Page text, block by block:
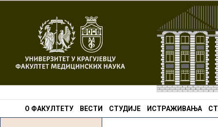
О ФАКУЛТЕТУ ВЕСТИ СТУДИЈЕ ИСТРАЖИВАЊА